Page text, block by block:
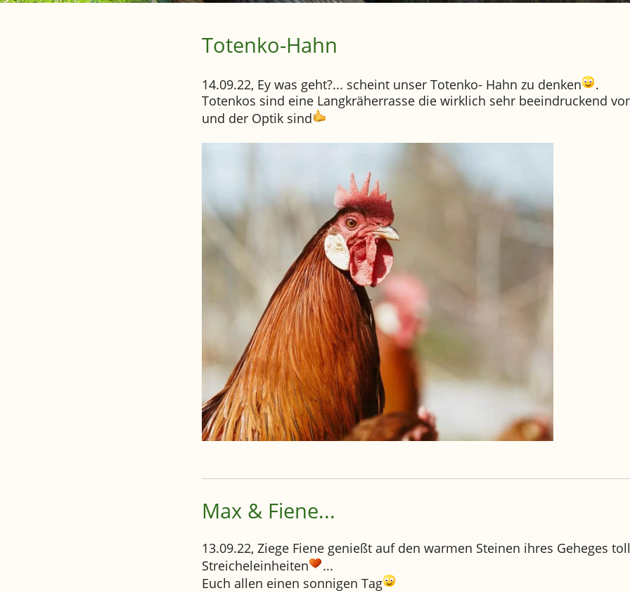
Totenko-Hahn
14.09.22, Ey was geht?... scheint unser Totenko- Hahn zu denken
.
Totenkos sind eine Langkräherrasse die wirklich sehr beeindruckend
und der Optik sind
Max & Fiene...
13.09.22, Ziege Fiene genießt auf den warmen Steinen ihres Geheges
Streicheleinheiten
...
Euch allen einen sonnigen Tag